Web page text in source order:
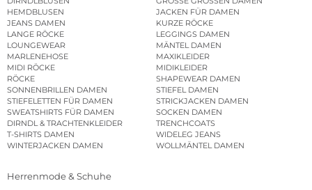
HEMDBLUSEN
JACKEN FÜR DAMEN
JEANS DAMEN
KURZE RÖCKE
LANGE RÖCKE
LEGGINGS DAMEN
LOUNGEWEAR
MÄNTEL DAMEN
MARLENEHOSE
MAXIKLEIDER
MIDI RÖCKE
MIDIKLEIDER
RÖCKE
SHAPEWEAR DAMEN
SONNENBRILLEN DAMEN
STIEFEL DAMEN
STIEFELETTEN FÜR DAMEN
STRICKJACKEN DAMEN
SWEATSHIRTS FÜR DAMEN
SOCKEN DAMEN
DIRNDL & TRACHTENKLEIDER
TRENCHCOATS
T-SHIRTS DAMEN
WIDELEG JEANS
WINTERJACKEN DAMEN
WOLLMÄNTEL DAMEN
Herrenmode & Schuhe